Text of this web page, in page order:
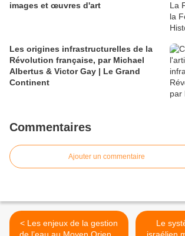
images et œuvres d'art
Les origines infrastructurelles de la
Révolution française, par Michael
Albertus & Victor Gay | Le Grand
Continent
Commentaires
Ajouter un commentaire
< Les enjeux de la gestion
Le